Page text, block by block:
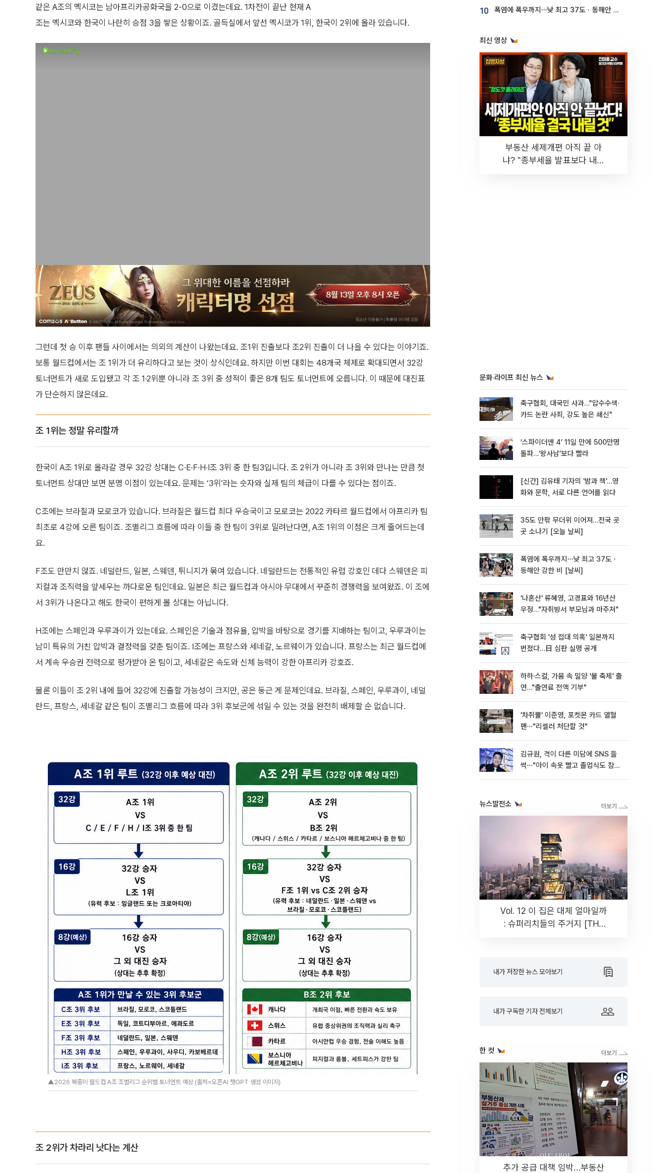
같은 A조의 멕시코는 남아프리카공화국을 2-0으로 이겼는데요. 1차전이 끝난 현재 A
조는 멕시코와 한국이 나란히 승점 3을 쌓은 상황이죠. 골득실에서 앞선 멕시코가 1위, 한국이 2위에 올라 있습니다.
그런데 첫 승 이후 팬들 사이에서는 의외의 계산이 나왔는데요. 조1위 진출보다 조2위 진출이 더 나을 수 있다는 이야기죠.
보통 월드컵에서는 조 1위가 더 유리하다고 보는 것이 상식인데요. 하지만 이번 대회는 48개국 체제로 확대되면서 32강
토너먼트가 새로 도입됐고 각 조 1·2위뿐 아니라 조 3위 중 성적이 좋은 8개 팀도 토너먼트에 오릅니다. 이 때문에 대진표
가 단순하지 않은데요.
조 1위는 정말 유리할까
한국이 A조 1위로 올라갈 경우 32강 상대는 C·E·F·H·I조 3위 중 한 팀3입니다. 조 2위가 아니라 조 3위와 만나는 만큼 첫
토너먼트 상대만 보면 분명 이점이 있는데요. 문제는 ‘3위’라는 숫자와 실제 팀의 체급이 다를 수 있다는 점이죠.
C조에는 브라질과 모로코가 있습니다. 브라질은 월드컵 최다 우승국이고 모로코는 2022 카타르 월드컵에서 아프리카 팀
최초로 4강에 오른 팀이죠. 조별리그 흐름에 따라 이들 중 한 팀이 3위로 밀려난다면, A조 1위의 이점은 크게 줄어드는데
요.
F조도 만만치 않죠. 네덜란드, 일본, 스웨덴, 튀니지가 묶여 있습니다. 네덜란드는 전통적인 유럽 강호인 데다 스웨덴은 피
지컬과 조직력을 앞세우는 까다로운 팀인데요. 일본은 최근 월드컵과 아시아 무대에서 꾸준히 경쟁력을 보여왔죠. 이 조에
서 3위가 나온다고 해도 한국이 편하게 볼 상대는 아닙니다.
H조에는 스페인과 우루과이가 있는데요. 스페인은 기술과 점유율, 압박을 바탕으로 경기를 지배하는 팀이고, 우루과이는
남미 특유의 거친 압박과 결정력을 갖춘 팀이죠. I조에는 프랑스와 세네갈, 노르웨이가 있습니다. 프랑스는 최근 월드컵에
서 계속 우승권 전력으로 평가받아 온 팀이고, 세네갈은 속도와 신체 능력이 강한 아프리카 강호죠.
물론 이들이 조 2위 내에 들어 32강에 진출할 가능성이 크지만, 공은 둥근 게 문제인데요. 브라질, 스페인, 우루과이, 네덜
란드, 프랑스, 세네갈 같은 팀이 조별리그 흐름에 따라 3위 후보군에 섞일 수 있는 것을 완전히 배제할 순 없습니다.
▲2026 북중미 월드컵 A조 조별리그 순위별 토너먼트 예상 (출처=오픈AI 챗GPT 생성 이미지)
조 2위가 차라리 낫다는 계산
10 폭염에 폭우까지⋯낮 최고 37도ㆍ동해안 강한 비 [날씨]
최신 영상
부동산 세제개편 아직 끝 아
냐? "종부세율 발표보다 내릴
문화·라이프 최신 뉴스
축구협회, 대국민 사과…"압수수색·
카드 논란 사죄, 강도 높은 쇄신"
‘스파이더맨 4’ 11일 만에 500만명
돌파…‘왕사남’보다 빨라
[신간] 김유태 기자의 '밤과 책'…영
화와 문학, 서로 다른 언어를 읽다
35도 안팎 무더위 이어져…전국 곳
곳 소나기 [오늘 날씨]
폭염에 폭우까지⋯낮 최고 37도ㆍ
동해안 강한 비 [날씨]
'나혼산' 류혜영, 고경표와 16년산
우정…"자취방서 부모님과 마주쳐"
축구협회 '성 접대 의혹' 일본까지
번졌다…日 심판 실명 공개
하하·스컬, 가뭄 속 밀양 '물 축제' 출
연…"출연료 전액 기부"
'차쥐뿔' 이준영, 포켓몬 카드 열혈
팬⋯"리셀러 처단할 것"
김규원, 격이 다른 미담에 SNS 들
썩⋯"아이 속옷 빨고 졸업식도 참
뉴스발전소
Vol. 12 이 집은 대체 얼마일까
: 슈퍼리치들의 주거지 [THE
내가 저장한 뉴스 모아보기
내가 구독한 기자 전체보기
한 컷
추가 공급 대책 임박…부동산